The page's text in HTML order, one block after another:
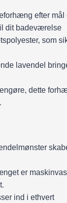
efter mål
dit badeværelse
som
lavendel
dette
er
ind i ethvert